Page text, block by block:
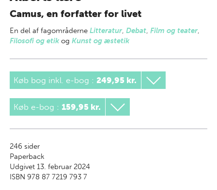
Camus, en forfatter for livet
En del af fagområderne Litteratur, Debat, Film og teater,
Filosofi og etikog Kunst og æstetik
Køb bog inkl. e-bog : 249,95 kr.
Køb e-bog : 159,95 kr.
246 sider
Paperback
Udgivet 13. februar 2024
ISBN 978 87 7219 793 7